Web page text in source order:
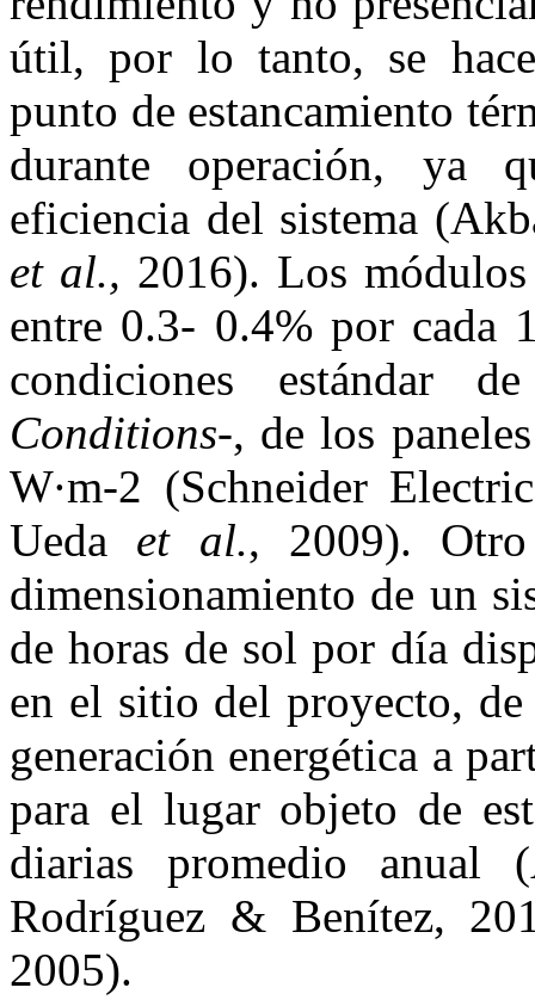
útil, por lo tanto, se
punto de estancamiento
durante operación, ya
eficiencia del sistema
et al., 2016). Los
entre 0.3- 0.4% por cada
condiciones estándar
Conditions-, de los
W·m-2 (Schneider
Ueda et al., 2009).
dimensionamiento de un
de horas de sol por día
en el sitio del proyecto,
generación energética a
para el lugar objeto de
diarias promedio anual
Rodríguez & Benítez,
2005).